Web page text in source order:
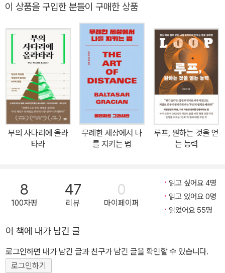
돈을 아끼고 투자하며 자산을 불리는 데 모인다. 누구도 나를 보호해
주지 않는다는 불안, 가진 돈의 액수로 삶의 완성도가 결정된다는 믿
음 때문이다. 그러므로 가장 건강한 인생의 황금기는 가장 열심히 돈
을 벌어야 할 때다. 더는 수입이 없을 노후의 몫까지 벌어야 한다. 그
러는 동안 현재의 만족은 끝없이 유예된다. 미루어 둔 만족은 미래의
언젠가 모두 해결할 수 있다고 확신하면서. 힘겹게 돈을 버는 이유는
인생의 피날레를 위함이라고 위로하면서. 그러나 늙어갈수록 돈으로
할 수 있는 일이 줄어든다면, 그래서 시간과 건강을 쏟아 번 돈을 죽기
전에 다 쓸 수 없다면, 삶에 마지막에서 돈만 버느라 놓쳐버린 순간들
을 후회하게 된다면, 그때는 굳게 닫혀 있던 지갑을 어떻게 합리화할
일에만 몰두하고 과하게 돈을 아끼며 현재의 만족을 무한정 지연하는
것이야말로 인생의 가장 큰 낭비라고 주장한다. 건강이 쇠락한 노년
에 이르면 두둑해진 통장을 보고 만족하는 일 말고는 할 수 있는 게 없
며, 결국 그 금액만큼 공짜로 일한 셈이 되는 것이다. 빌 퍼킨스는 이
러한 상황을 막고 돈과 시간의 가치를 극대화하기 위한 최선의 솔루
션을 제시한다. 돈과 시간에서 단 1%도 놓치지 않는 경험 설계의 기
이 상품을 구입한 분들이 구매한 상품
부의 사다리에 올라
타라
무례한 세상에서 나
를 지키는 법
루프, 원하는 것을 얻
는 능력
8
100자평
47
리뷰
0
마이페이퍼
읽고 싶어요 4명
읽고 있어요 0명
읽었어요 55명
이 책에 내가 남긴 글
로그인하면 내가 남긴 글과 친구가 남긴 글을 확인할 수 있습니다.
로그인하기